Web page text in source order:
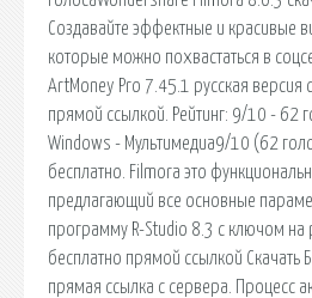
Создавайте эффектные и красивые
которые можно похвастаться в
ArtMoney Pro 7.45.1 русская версия
прямой ссылкой. Рейтинг: 9/10 - 62
Windows - Мультимедиа9/10 (62
бесплатно. Filmora это
предлагающий все основные
программу R-Studio 8.3 с ключом на
бесплатно прямой ссылкой Скачать
прямая ссылка с сервера. Процесс